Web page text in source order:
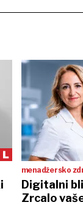
menadžersko
Digitalni
Zrcalo